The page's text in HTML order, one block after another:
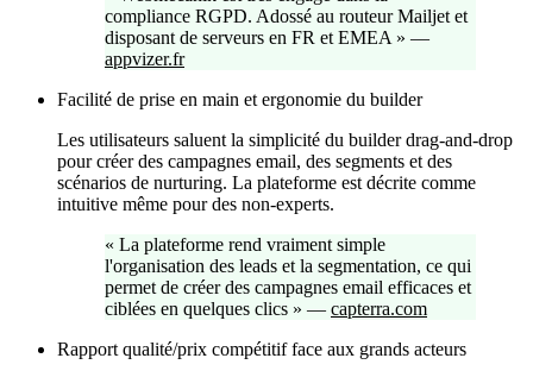
compliance RGPD. Adossé au routeur Mailjet et
disposant de serveurs en FR et EMEA » —
appvizer.fr
Facilité de prise en main et ergonomie du builder
Les utilisateurs saluent la simplicité du builder drag-and-drop
pour créer des campagnes email, des segments et des
scénarios de nurturing. La plateforme est décrite comme
intuitive même pour des non-experts.
« La plateforme rend vraiment simple
l'organisation des leads et la segmentation, ce qui
permet de créer des campagnes email efficaces et
ciblées en quelques clics » — capterra.com
Rapport qualité/prix compétitif face aux grands acteurs